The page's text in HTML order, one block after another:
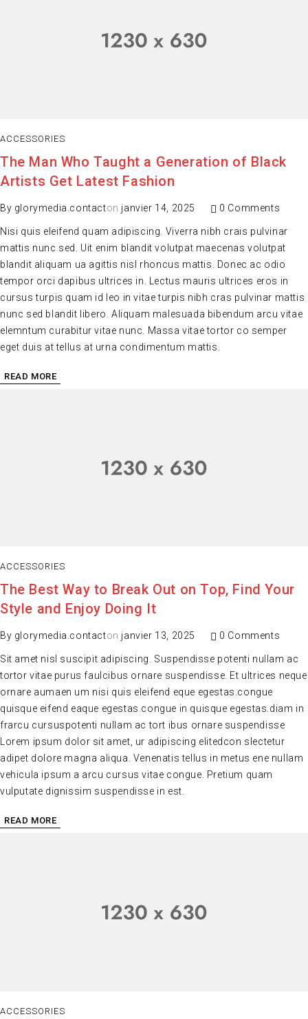
ACCESSORIES
The Man Who Taught a Generation of Black
Artists Get Latest Fashion
By glorymedia.contacton janvier 14, 2025 0 Comments
Nisi quis eleifend quam adipiscing. Viverra nibh crais pulvinar
mattis nunc sed. Uit enim blandit volutpat maecenas volutpat
blandit aliquam ua agittis nisl rhoncus mattis. Donec ac odio
tempor orci dapibus ultrices in. Lectus mauris ultrices eros in
cursus turpis quam id leo in vitae turpis nibh cras pulvinar mattis
nunc sed blandit libero. Aliquam malesuada bibendum arcu vitae
elemntum curabitur vitae nunc. Massa vitae tortor co semper
eget duis at tellus at urna condimentum mattis.
READ MORE
ACCESSORIES
The Best Way to Break Out on Top, Find Your
Style and Enjoy Doing It
By glorymedia.contacton janvier 13, 2025 0 Comments
Sit amet nisl suscipit adipiscing. Suspendisse potenti nullam ac
tortor vitae purus faulcibus ornare suspendisse. Et ultrices neque
ornare aumaen um nisi quis eleifend eque egestas.congue
quisque eifend eaque egestas.congue in quisque egestas.diam in
frarcu cursuspotenti nullam ac tort ibus ornare suspendisse
Lorem ipsum dolor sit amet, ur adipiscing elitedcon slectetur
adipet dolore magna aliqua. Venenatis tellus in metus ene nullam
vehicula ipsum a arcu cursus vitae congue. Pretium quam
vulputate dignissim suspendisse in est.
READ MORE
ACCESSORIES